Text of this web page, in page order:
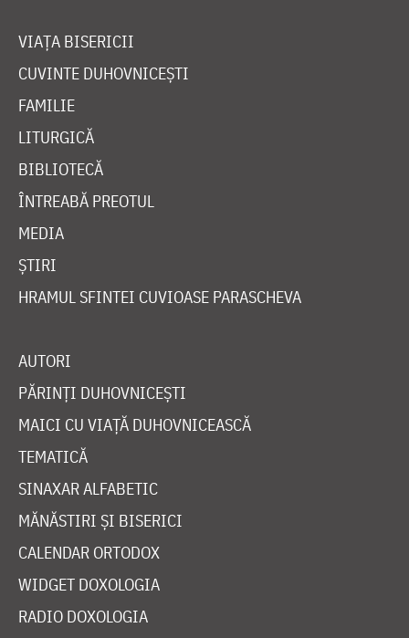
VIAȚA BISERICII
CUVINTE DUHOVNICEȘTI
FAMILIE
LITURGICĂ
BIBLIOTECĂ
ÎNTREABĂ PREOTUL
MEDIA
ȘTIRI
HRAMUL SFINTEI CUVIOASE PARASCHEVA
AUTORI
PĂRINȚI DUHOVNICEȘTI
MAICI CU VIAȚĂ DUHOVNICEASCĂ
TEMATICĂ
SINAXAR ALFABETIC
MĂNĂSTIRI ȘI BISERICI
CALENDAR ORTODOX
WIDGET DOXOLOGIA
RADIO DOXOLOGIA